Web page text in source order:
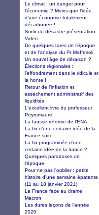
Le climat : un danger pour
l’économie ? Moins que l’idée
d’une économie totalement
décarbonée !
Sortir du désastre présentation
Video
De quelques tares de l’époque
et de l’analyse du Pr Maffesoli
Un nouvel âge de déraison ?
Élections régionales :
l’effondrement dans le ridicule et
la honte !
Retour de l’inflation et
assèchement administratif des
liquidités
L'excellent livre du professeur
Peyromaure
La fausse réforme de l’ENA
La fin d'une certaine idée de la
France suite
La fin programmée d'une
certaine idée de la france ?
Quelques paradoxes de
l'époque
Pour ne pas l'oublier : petite
histoire d'une semaine épatante
(11 au 18 janvier 2021)
La France face au drame
Macron
Les dures leçons de l’année
2020